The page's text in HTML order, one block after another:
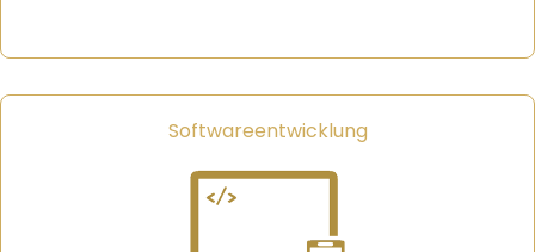
Softwareentwicklung